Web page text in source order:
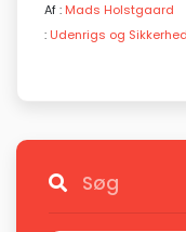
Af : Mads Holstgaard
: Udenrigs og Sikkerhed
Søg